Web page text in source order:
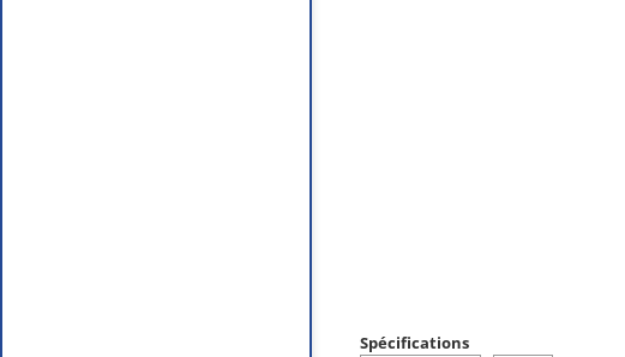
Spécifications